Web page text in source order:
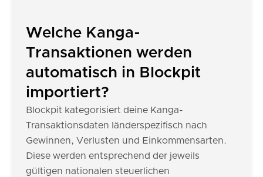
Welche Kanga-
Transaktionen werden
automatisch in Blockpit
importiert?
Blockpit kategorisiert deine Kanga-
Transaktionsdaten länderspezifisch nach
Gewinnen, Verlusten und Einkommensarten.
Diese werden entsprechend der jeweils
gültigen nationalen steuerlichen